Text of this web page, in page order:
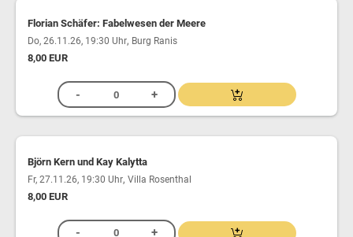
Florian Schäfer: Fabelwesen der Meere
Do, 26.11.26, 19:30 Uhr, Burg Ranis
8,00 EUR
Björn Kern und Kay Kalytta
Fr, 27.11.26, 19:30 Uhr, Villa Rosenthal
8,00 EUR